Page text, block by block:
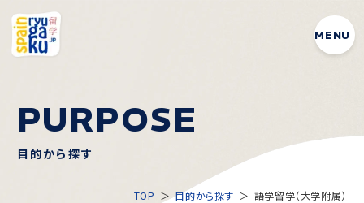
MENU
PURPOSE
目的から探す
TOP 目的から探す 語学留学（大学附属）